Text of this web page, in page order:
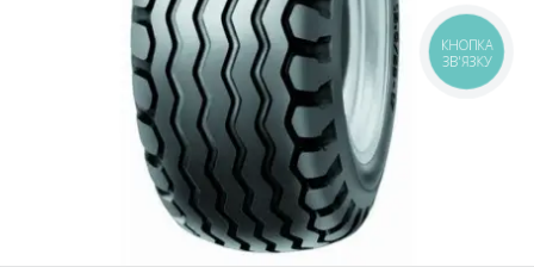
КНОПКА
ЗВ'ЯЗКУ